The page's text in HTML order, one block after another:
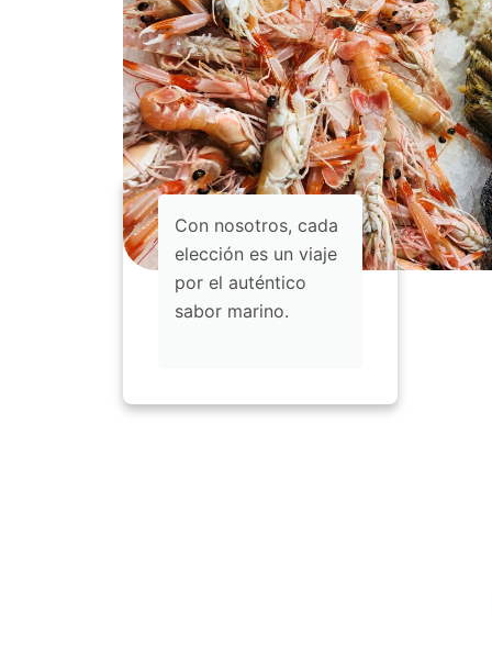
Con nosotros, cada
elección es un viaje
por el auténtico
sabor marino.